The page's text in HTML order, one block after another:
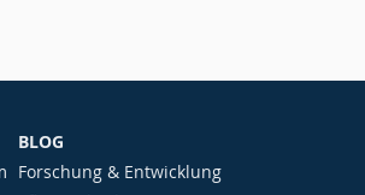
BLOG
Forschung & Entwicklung